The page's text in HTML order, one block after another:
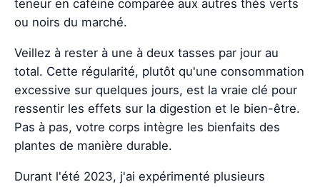
teneur en caféine comparée aux autres thés verts
ou noirs du marché.
Veillez à rester à une à deux tasses par jour au
total. Cette régularité, plutôt qu'une consommation
excessive sur quelques jours, est la vraie clé pour
ressentir les effets sur la digestion et le bien-être.
Pas à pas, votre corps intègre les bienfaits des
plantes de manière durable.
Durant l'été 2023, j'ai expérimenté plusieurs